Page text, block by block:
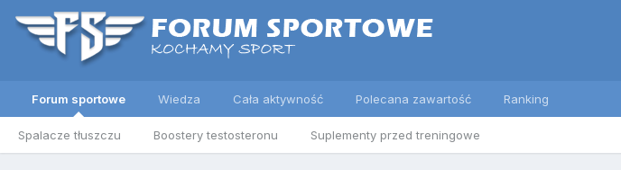
Forum sportowe
Spalacze tłuszczu Boostery testosteronu Suplementy przed treningowe
Wiedza Cała aktywność Polecana zawartość Ranking